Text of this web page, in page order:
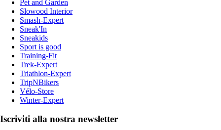
Pet and Garden
Slowood Interior
Smash-Expert
Sneak'In
Sneakids
Sport is good
Training-Fit
Trek-Expert
Triathlon-Expert
TripNBikers
Vélo-Store
Winter-Expert
Iscriviti alla nostra newsletter